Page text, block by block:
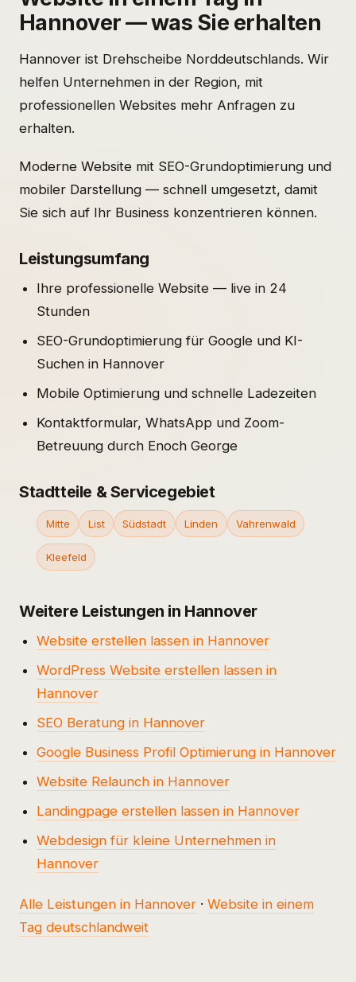
Hannover — was Sie erhalten
Hannover ist Drehscheibe Norddeutschlands. Wir
helfen Unternehmen in der Region, mit
professionellen Websites mehr Anfragen zu
erhalten.
Moderne Website mit SEO-Grundoptimierung und
mobiler Darstellung — schnell umgesetzt, damit
Sie sich auf Ihr Business konzentrieren können.
Leistungsumfang
Ihre professionelle Website — live in 24
Stunden
SEO-Grundoptimierung für Google und KI-
Suchen in Hannover
Mobile Optimierung und schnelle Ladezeiten
Kontaktformular, WhatsApp und Zoom-
Betreuung durch Enoch George
Stadtteile & Servicegebiet
Mitte List Südstadt Linden Vahrenwald
Kleefeld
Weitere Leistungen in Hannover
Website erstellen lassen in Hannover
WordPress Website erstellen lassen in
Hannover
SEO Beratung in Hannover
Google Business Profil Optimierung in Hannover
Website Relaunch in Hannover
Landingpage erstellen lassen in Hannover
Webdesign für kleine Unternehmen in
Hannover
Alle Leistungen in Hannover · Website in einem
Tag deutschlandweit